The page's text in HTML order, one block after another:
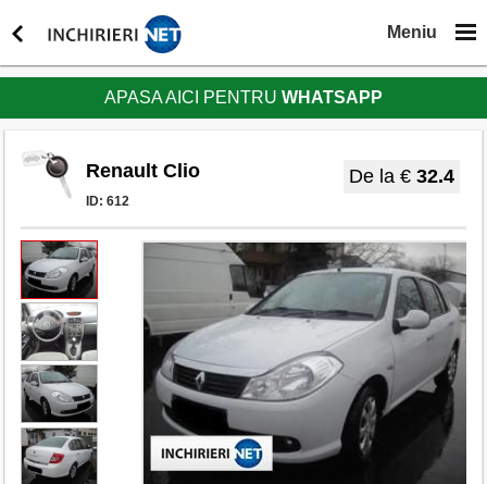
Meniu
APASA AICI PENTRUWHATSAPP
Renault Clio
ID: 612
De la € 32.4